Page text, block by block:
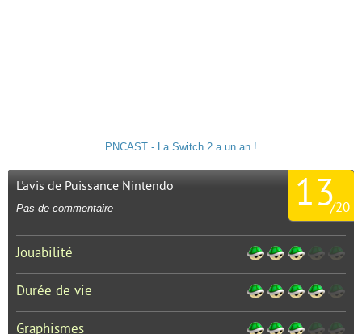
PNCAST - La Switch 2 a un an !
13
/20
L'avis de Puissance Nintendo
Pas de commentaire
Jouabilité
Durée de vie
Graphismes